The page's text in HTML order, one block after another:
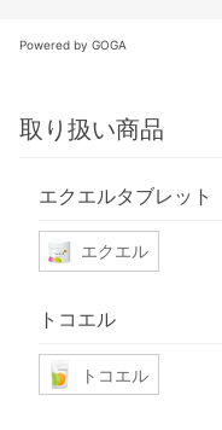
Powered by GOGA
取り扱い商品
エクエルタブレット
エクエル
トコエル
トコエル